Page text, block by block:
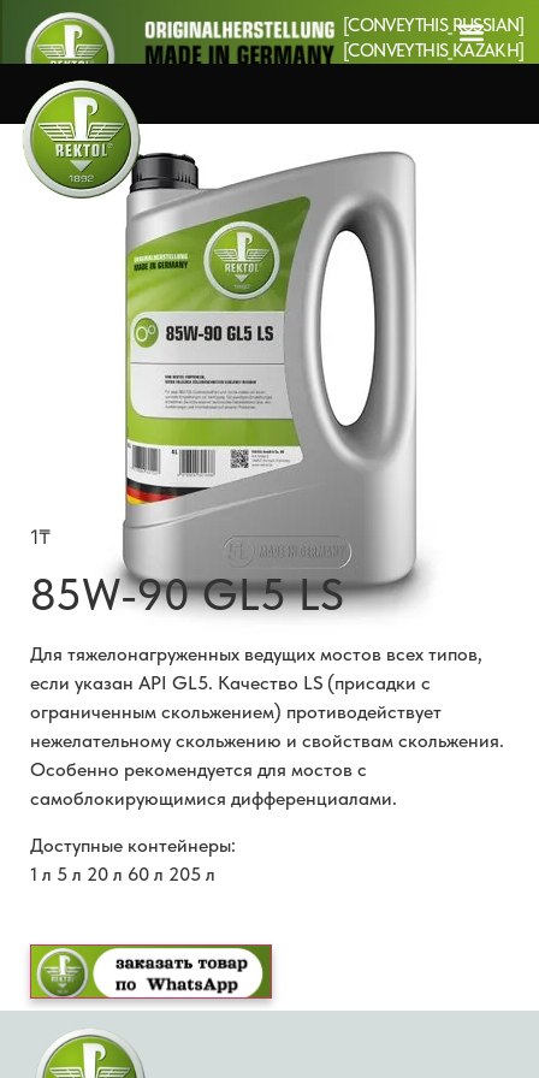
[CONVEYTHIS_RUSSIAN]
[CONVEYTHIS_KAZAKH]
1₸
85W-90 GL5 LS
Для тяжелонагруженных ведущих мостов всех типов,
если указан API GL5. Качество LS (присадки с
ограниченным скольжением) противодействует
нежелательному скольжению и свойствам скольжения.
Особенно рекомендуется для мостов с
самоблокирующимися дифференциалами.
Доступные контейнеры:
1 л 5 л 20 л 60 л 205 л